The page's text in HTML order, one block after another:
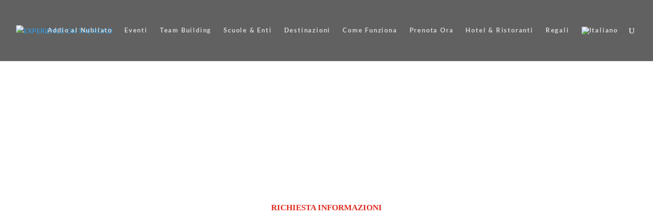
Addio al Nubilato Eventi Team Building Scuole & Enti Destinazioni Come Funziona Prenota Ora Hotel & Ristoranti Regali
RICHIESTA INFORMAZIONI